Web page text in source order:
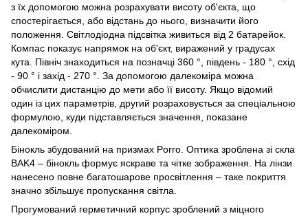
з їх допомогою можна розрахувати висоту об'єкта, що
спостерігається, або відстань до нього, визначити його
положення. Світлодіодна підсвітка живиться від 2 батарейок.
Компас показує напрямок на об'єкт, виражений у градусах
кута. Північ знаходиться на позначці 360 °, південь - 180 °, схід
- 90 ° і захід - 270 °. За допомогою далекоміра можна
обчислити дистанцію до мети або її висоту. Якщо відомий
один із цих параметрів, другий розраховується за спеціальною
формулою, куди підставляється значення, показане
далекоміром.
Бінокль збудований на призмах Porro. Оптика зроблена зі скла
BAK4 – бінокль формує яскраве та чітке зображення. На лінзи
нанесено повне багатошарове просвітлення – таке покриття
значно збільшує пропускання світла.
Прогумований герметичний корпус зроблений з міцного